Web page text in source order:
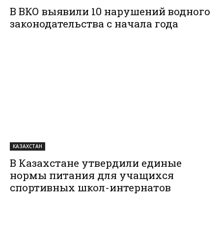
В ВКО выявили 10 нарушений водного
законодательства с начала года
КАЗАХСТАН
В Казахстане утвердили единые
нормы питания для учащихся
спортивных школ-интернатов